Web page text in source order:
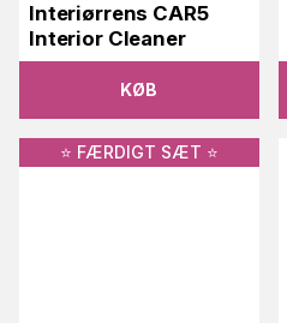
Interiørrens CAR5
Interior Cleaner
KØB
⭐️ FÆRDIGT SÆT ⭐️